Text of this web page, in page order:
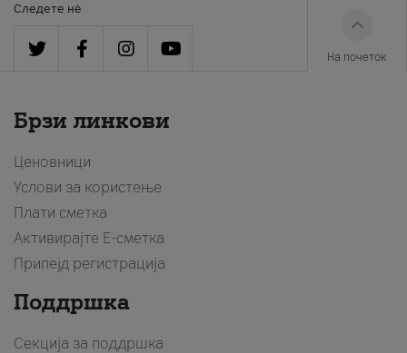
Следете нè
На почеток
Брзи линкови
Ценовници
Услови за користење
Плати сметка
Активирајте Е-сметка
Припејд регистрација
Поддршка
Секција за поддршка